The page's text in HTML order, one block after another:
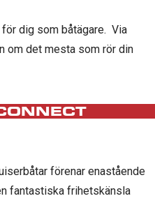
dig som båtägare. Via
om det mesta som rör din
förenar enastående
fantastiska frihetskänsla